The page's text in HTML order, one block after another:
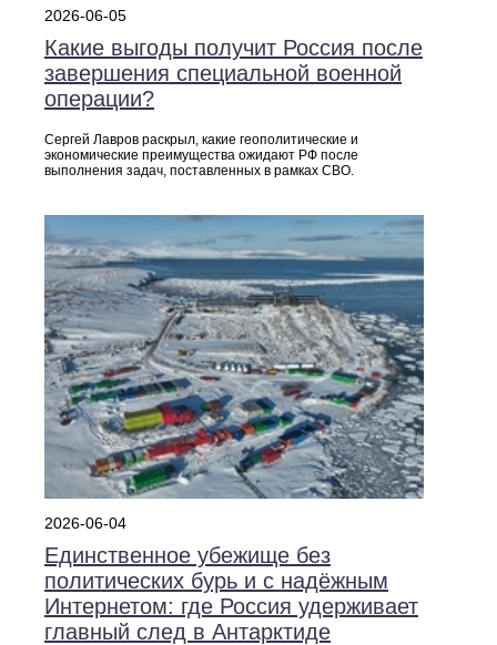
2026-06-05
Какие выгоды получит Россия после
завершения специальной военной
операции?
Сергей Лавров раскрыл, какие геополитические и
экономические преимущества ожидают РФ после
выполнения задач, поставленных в рамках СВО.
2026-06-04
Единственное убежище без
политических бурь и с надёжным
Интернетом: где Россия удерживает
главный след в Антарктиде